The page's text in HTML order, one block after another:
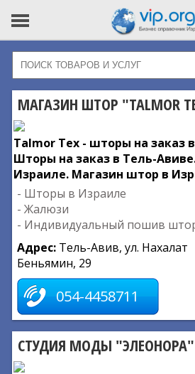
МАГАЗИН ШТОР "TALMOR
Talmor Tex - шторы на заказ
Шторы на заказ в Тель-
Израиле. Магазин штор в
- Шторы в Израиле
- Жалюзи
- Индивидуальный пошив
Адрес: Тель-Авив, ул. Нахалат
Беньямин, 29
054-4458711
СТУДИЯ МОДЫ "ЭЛЕОНОРА"